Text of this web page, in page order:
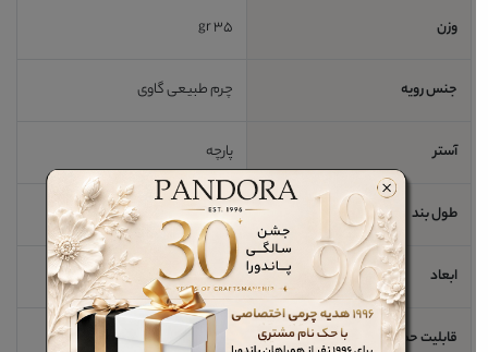
وزن 35 gr
جنس رویه چرم طبیعی گاوی
آستر پارچه
طول بند
ابعاد
قابلیت حمل لپ تاپ